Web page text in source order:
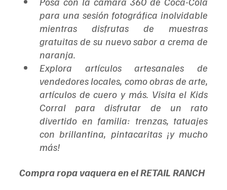
para una sesión fotográfica inolvidable
mientras disfrutas de muestras
gratuitas de su nuevo sabor a crema de
naranja.
Explora artículos artesanales de
vendedores locales, como obras de arte,
artículos de cuero y más. Visita el Kids
Corral para disfrutar de un rato
divertido en familia: trenzas, tatuajes
con brillantina, pintacaritas ¡y mucho
más!
Compra ropa vaquera en el RETAIL RANCH